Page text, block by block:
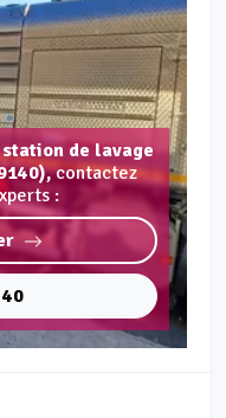
de lavage
contactez
: